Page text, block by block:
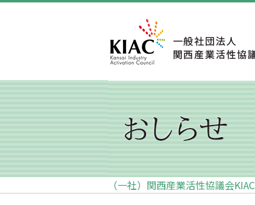
（一社）関西産業活性協議会KIAC